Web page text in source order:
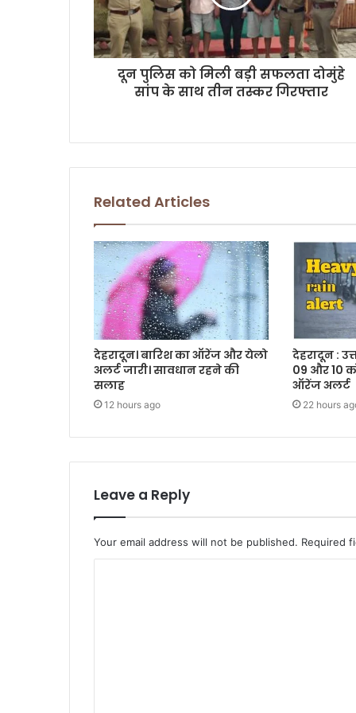
a
d
d
r
दून पुलिस को मिली बड़ी सफलता दोमुंहे
सांप के साथ तीन तस्कर गिरफ्तार
Related Articles
देहरादून। बारिश का ऑरेंज और येलो
अलर्ट जारी। सावधान रहने की
सलाह
12 hours ago
देहरादून :
09 और 10
ऑरेंज अलर्ट
22 hours
Leave a Reply
Your email address will not be published. Required